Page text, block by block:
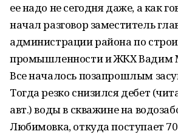
ее надо не сегодня даже, а как
начал разговор заместитель
администрации района по
промышленности и ЖКХ Вадим
Все началось позапрошлым
Тогда резко снизился дебет
авт.) воды в скважине на
Любимовка, откуда поступает 70